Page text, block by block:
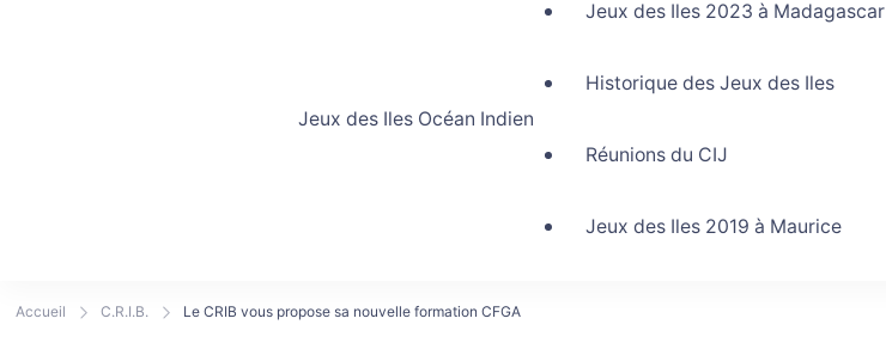
Jeux des Iles Océan Indien
Jeux des Iles 2023 à Madagascar
Historique des Jeux des Iles
Réunions du CIJ
Jeux des Iles 2019 à Maurice
Accueil C.R.I.B. Le CRIB vous propose sa nouvelle formation CFGA